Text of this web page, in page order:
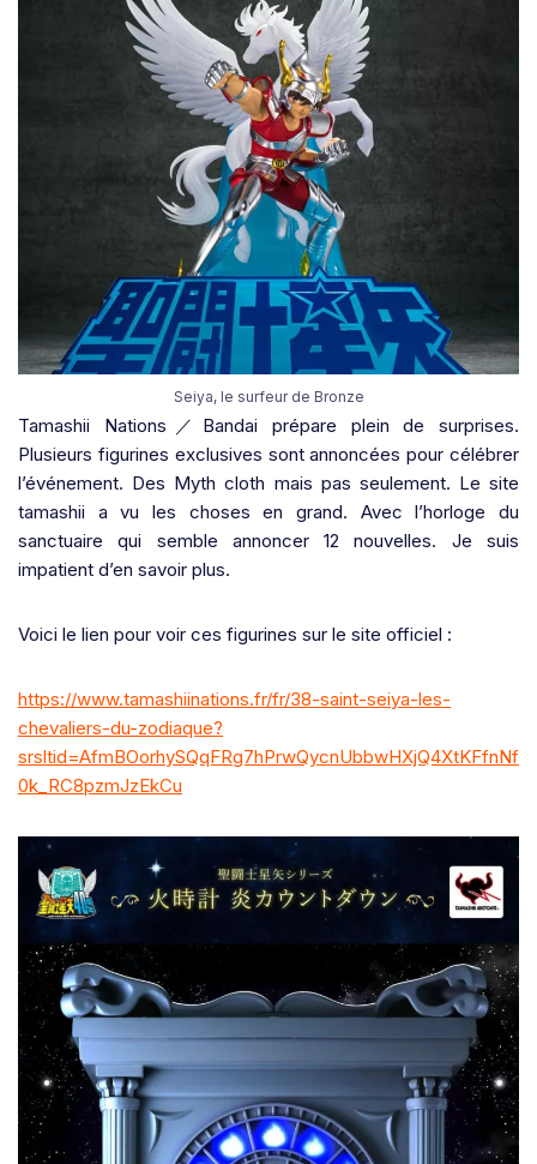
Seiya, le surfeur de Bronze
Tamashii Nations／Bandai prépare plein de surprises.
Plusieurs figurines exclusives sont annoncées pour célébrer
l’événement. Des Myth cloth mais pas seulement. Le site
tamashii a vu les choses en grand. Avec l’horloge du
sanctuaire qui semble annoncer 12 nouvelles. Je suis
impatient d’en savoir plus.
Voici le lien pour voir ces figurines sur le site officiel :
https://www.tamashiinations.fr/fr/38-saint-seiya-les-
chevaliers-du-zodiaque?
srsltid=AfmBOorhySQqFRg7hPrwQycnUbbwHXjQ4XtKFfnNf
0k_RC8pzmJzEkCu